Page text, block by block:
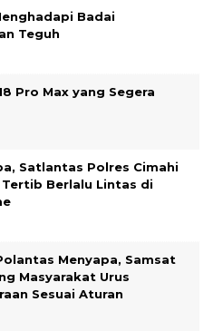
Badai
Teguh
Pro Max yang Segera
Satlantas Polres Cimahi
Berlalu Lintas di
Menyapa, Samsat
Masyarakat Urus
Sesuai Aturan